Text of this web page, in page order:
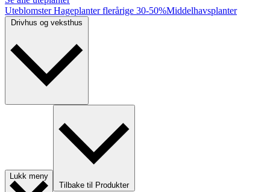
UteblomsterHageplanter flerårige 30-50%Middelhavsplanter
Lukk meny
Tilbake til Produkter